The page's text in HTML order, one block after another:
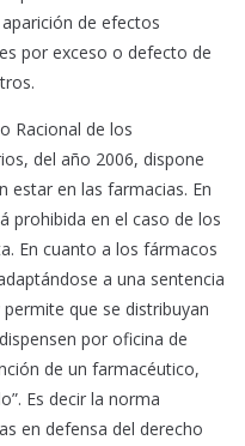
de efectos
por exceso o defecto de
Racional de los
del año 2006, dispone
estar en las farmacias. En
prohibida en el caso de los
En cuanto a los fármacos
a una sentencia
que se distribuyan
por oficina de
de un farmacéutico,
Es decir la norma
en defensa del derecho